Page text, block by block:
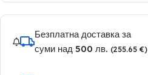
Безплатна доставка за
суми над 500 лв. (255.65 €)